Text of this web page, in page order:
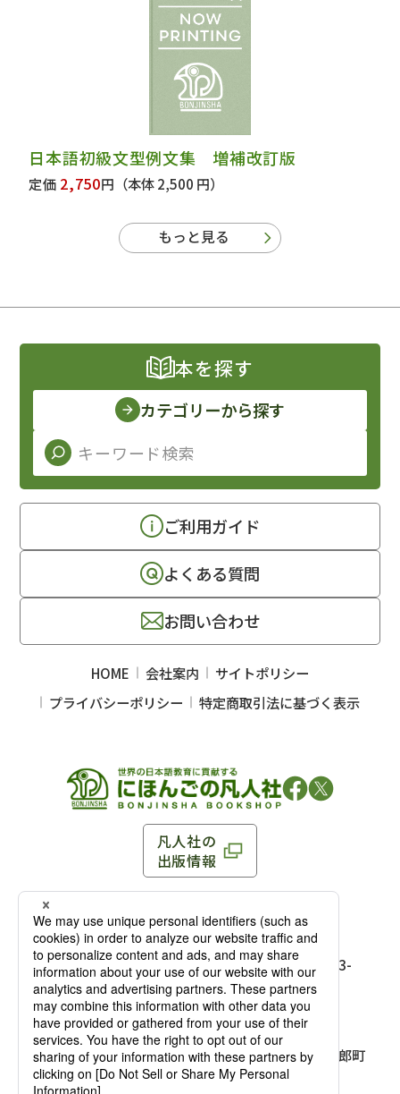
日本語初級文型例文集 増補改訂版
定価 2,750円 （本体 2,500 円）
もっと見る
凡人社の
出版情報
〒102-0093 東京都千代田区平河町 1-3-13 8F
TEL：03-3263-3959／FAX：03-3263-3116
麹町店
〒102-0093 東京都千代田区平河町1-3-
13 8F［アクセス］
TEL：03-3239-8673／FAX：03-3263-
3116
〒541-0056 大阪府大阪市中央区久太郎町
4-2-10
本を探す
カテゴリーから探す
ご利用ガイド
よくある質問
お問い合わせ
HOME 会社案内
サイトポリシー
プライバシーポリシー
特定商取引法に基づく表示